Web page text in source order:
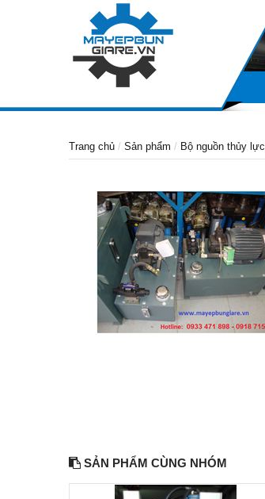
Trang chủ Sản phẩm Bộ nguồn thủy lực
SẢN PHẨM CÙNG NHÓM